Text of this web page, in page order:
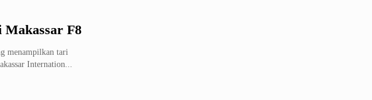
F8
menampilkan tari
Internation...